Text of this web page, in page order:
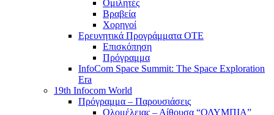
Ομιλητές
Βραβεία
Χορηγοί
Ερευνητικά Προγράμματα ΟΤΕ
Επισκόπηση
Πρόγραμμα
InfoCom Space Summit: The Space Exploration
Era
19th Infocom World
Πρόγραμμα – Παρουσιάσεις
Ολομέλειας – Αίθουσα “ΟΛΥΜΠΙΑ”